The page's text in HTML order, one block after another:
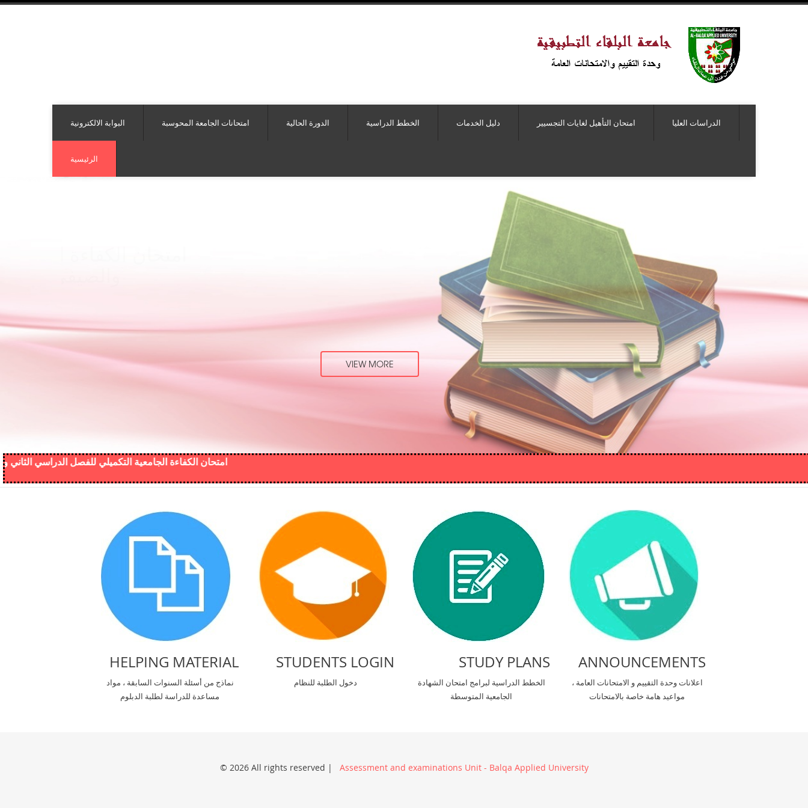
البوابة الالكترونية امتحانات الجامعة المحوسبة الدورة الحالية الخطط الدراسية دليل الخدمات امتحان التأهيل لغايات التجسيير الدراسات العليا
الرئيسية
امتحان الكفاءة الجامعية التكميلي للفصل الدراسي الثاني والصيفي من
HELPING MATERIAL
نماذج من أسئلة السنوات السابقة ، مواد
مساعدة للدراسة لطلبة الدبلوم
STUDENTS LOGIN
دخول الطلبة للنظام
STUDY PLANS
الخطط الدراسية لبرامج امتحان الشهادة
الجامعية المتوسطة
ANNOUNCEMENTS
اعلانات وحدة التقييم و الامتحانات العامة ،
مواعيد هامة خاصة بالامتحانات
© 2026 All rights reserved | Assessment and examinations Unit - Balqa Applied University